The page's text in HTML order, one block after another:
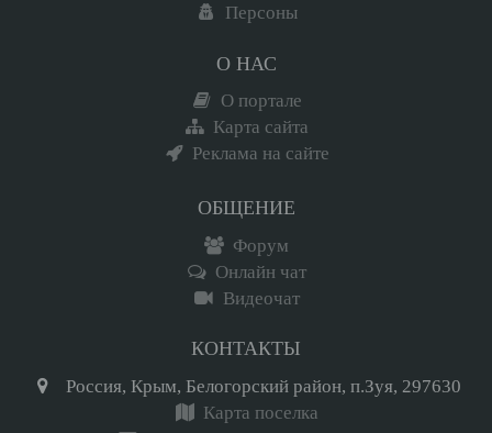
Персоны
О НАС
О портале
Карта сайта
Реклама на сайте
ОБЩЕНИЕ
Форум
Онлайн чат
Видеочат
КОНТАКТЫ
Россия, Крым, Белогорский район, п.Зуя, 297630
Карта поселка